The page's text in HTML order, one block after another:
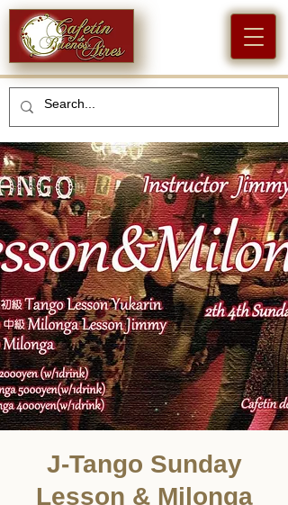
J-Tango Sunday
Lesson & Milonga